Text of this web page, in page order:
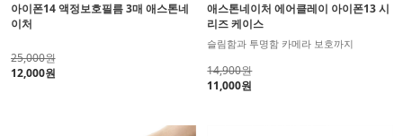
아이폰14 액정보호필름 3매 애스톤네
이처
25,000원
12,000원
애스톤네이처 에어클레이 아이폰13 시
리즈 케이스
슬림함과 투명함 카메라 보호까지
14,900원
11,000원